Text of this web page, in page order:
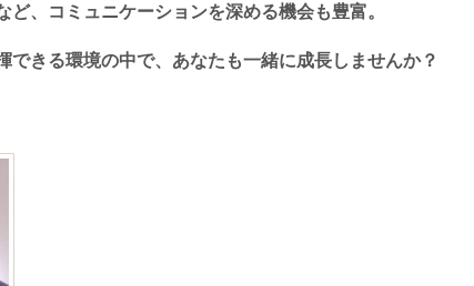
ど、コミュニケーションを深める機会も豊富。
できる環境の中で、あなたも一緒に成長しませんか？